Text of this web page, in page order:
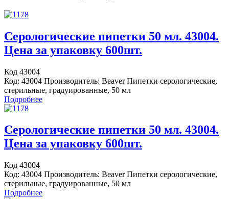
Серологические пипетки 50 мл. 43004.
Цена за упаковку 600шт.
Код 43004
Код: 43004 Производитель: Beaver Пипетки серологические,
стерильные, градуированные, 50 мл
Подробнее
Серологические пипетки 50 мл. 43004.
Цена за упаковку 600шт.
Код 43004
Код: 43004 Производитель: Beaver Пипетки серологические,
стерильные, градуированные, 50 мл
Подробнее